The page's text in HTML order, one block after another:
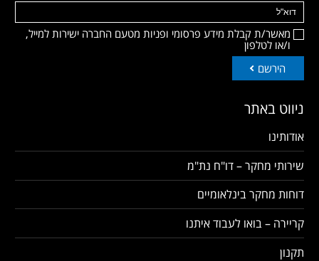
מאשר/ת קבלת מידע פרסומי ופניות מטעם החברה ישירות למייל,
ו/או לטלפון
הירשם
ניווט באתר
אודותינו
שירותי מחקר – דו"ח נת"מ
דוחות מחקר בינלאומיים
קריירה – בואו לעבוד איתנו
תקנון